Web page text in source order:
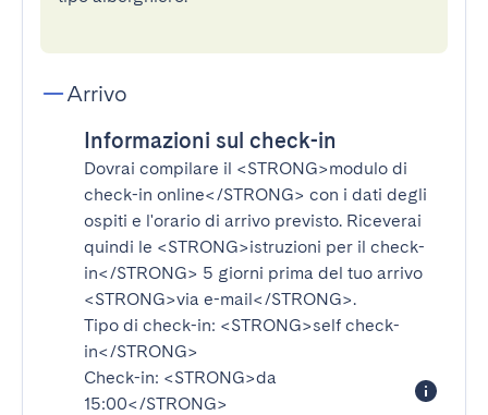
Arrivo
Informazioni sul check-in
Dovrai compilare il <STRONG>modulo di
check-in online</STRONG> con i dati degli
ospiti e l'orario di arrivo previsto. Riceverai
quindi le <STRONG>istruzioni per il check-
in</STRONG> 5 giorni prima del tuo arrivo
<STRONG>via e-mail</STRONG>.
Tipo di check-in: <STRONG>self check-
in</STRONG>
Check-in: <STRONG>da
15:00</STRONG>